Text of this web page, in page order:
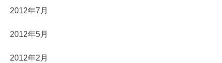
2012年7月
2012年5月
2012年2月